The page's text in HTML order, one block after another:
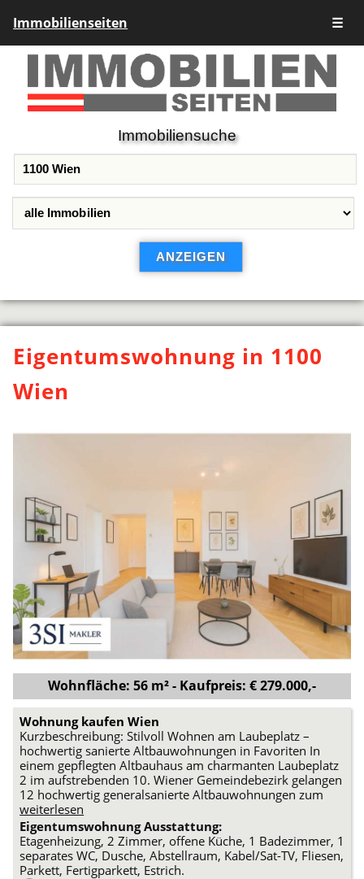
Immobilienseiten ☰
Immobiliensuche
Eigentumswohnung in 1100
Wien
Wohnfläche: 56 m² - Kaufpreis: € 279.000,-
Wohnung kaufen Wien
Kurzbeschreibung: Stilvoll Wohnen am Laubeplatz –
hochwertig sanierte Altbauwohnungen in Favoriten In
einem gepflegten Altbauhaus am charmanten Laubeplatz
2 im aufstrebenden 10. Wiener Gemeindebezirk gelangen
12 hochwertig generalsanierte Altbauwohnungen zum
weiterlesen
Eigentumswohnung Ausstattung:
Etagenheizung, 2 Zimmer, offene Küche, 1 Badezimmer, 1
separates WC, Dusche, Abstellraum, Kabel/Sat-TV, Fliesen,
Parkett, Fertigparkett, Estrich.